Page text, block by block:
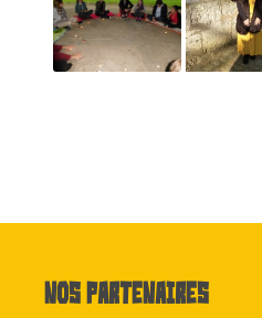
Nos partenaires